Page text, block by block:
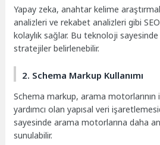
Yapay zeka, anahtar kelime
analizleri ve rekabet analizleri gibi
kolaylık sağlar. Bu teknoloji sayesinde
stratejiler belirlenebilir.
2. Schema Markup Kullanımı
Schema markup, arama motorlarının
yardımcı olan yapısal veri
sayesinde arama motorlarına daha
sunulabilir.